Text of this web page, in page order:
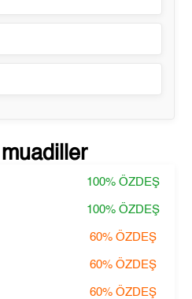
100% ÖZDEŞ
100% ÖZDEŞ
60% ÖZDEŞ
60% ÖZDEŞ
60% ÖZDEŞ